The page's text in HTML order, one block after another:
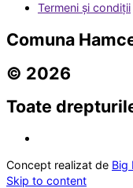
Termeni și condiții
Comuna
© 2026
Toate
Concept realizat de Big
Skip to content